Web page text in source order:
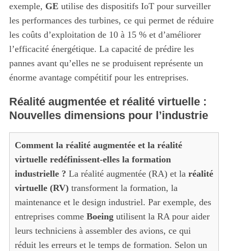
exemple, GE utilise des dispositifs IoT pour surveiller
les performances des turbines, ce qui permet de réduire
les coûts d’exploitation de 10 à 15 % et d’améliorer
l’efficacité énergétique. La capacité de prédire les
pannes avant qu’elles ne se produisent représente un
énorme avantage compétitif pour les entreprises.
Réalité augmentée et réalité virtuelle :
Nouvelles dimensions pour l’industrie
Comment la réalité augmentée et la réalité
virtuelle redéfinissent-elles la formation
industrielle ? La réalité augmentée (RA) et la réalité
virtuelle (RV)transforment la formation, la
maintenance et le design industriel. Par exemple, des
entreprises comme Boeingutilisent la RA pour aider
leurs techniciens à assembler des avions, ce qui
réduit les erreurs et le temps de formation. Selon un